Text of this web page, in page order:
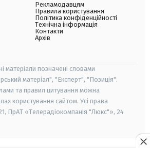
Рекламодавцям
Правила користування
Політика конфіденційності
Технічна інформація
Контакти
Архів
матеріали позначені словами
матеріал", "Експерт", "Позиція".
та правил цитування можна
користування сайтом. Усі права
ПрАТ «Телерадіокомпанія "Люкс"», 24